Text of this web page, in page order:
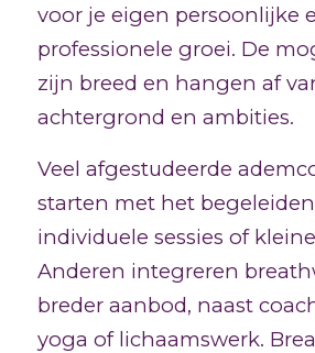
voor je eigen persoonlijke
professionele groei. De
zijn breed en hangen af
achtergrond en ambities.
Veel afgestudeerde
starten met het
individuele sessies of
Anderen integreren
breder aanbod, naast
yoga of lichaamswerk.